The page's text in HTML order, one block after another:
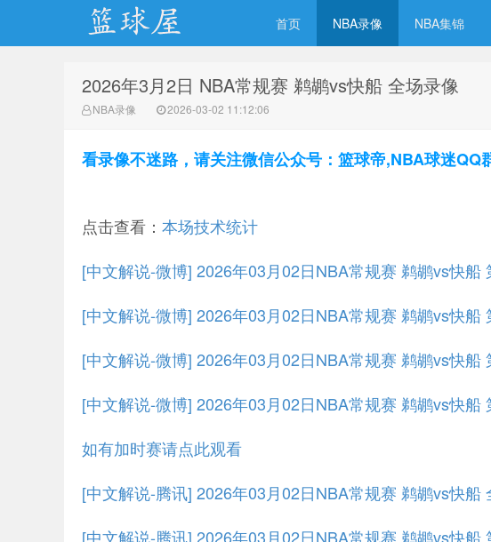
NBA录像网
首页 NBA录像 NBA集锦
2026年3月2日 NBA常规赛 鹈鹕vs快船 全场录像
NBA录像 2026-03-02 11:12:06
看录像不迷路，请关注微信公众号：篮球帝,NBA球迷QQ
点击查看： 本场技术统计
[中文解说-微博] 2026年03月02日NBA常规赛 鹈鹕vs快船
[中文解说-微博] 2026年03月02日NBA常规赛 鹈鹕vs快船
[中文解说-微博] 2026年03月02日NBA常规赛 鹈鹕vs快船
[中文解说-微博] 2026年03月02日NBA常规赛 鹈鹕vs快船
如有加时赛请点此观看
[中文解说-腾讯] 2026年03月02日NBA常规赛 鹈鹕vs快船
[中文解说-腾讯] 2026年03月02日NBA常规赛 鹈鹕vs快船